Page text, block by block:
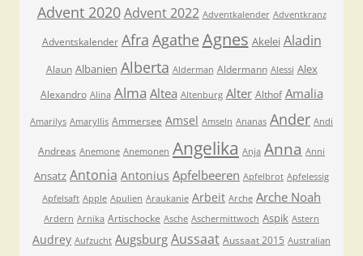
Advent 2020 Advent 2022 Adventkalender Adventkranz
Adventskalender Afra Agathe Agnes Akelei Aladin
Alaun Albanien Alberta Alderman Aldermann Alessi Alex
Alexandro Alina Alma Altea Altenburg Alter Althof Amalia
Amarilys Amaryllis Ammersee Amsel Amseln Ananas Ander Andi
Andreas Anemone Anemonen Angelika Anja Anna Anni
Ansatz Antonia Antonius Apfelbeeren Apfelbrot Apfelessig
Apfelsaft Apple Apulien Araukanie Arbeit Arche Arche Noah
Ardern Arnika Artischocke Asche Aschermittwoch Aspik Astern
Audrey Aufzucht Augsburg Aussaat Aussaat 2015 Australian